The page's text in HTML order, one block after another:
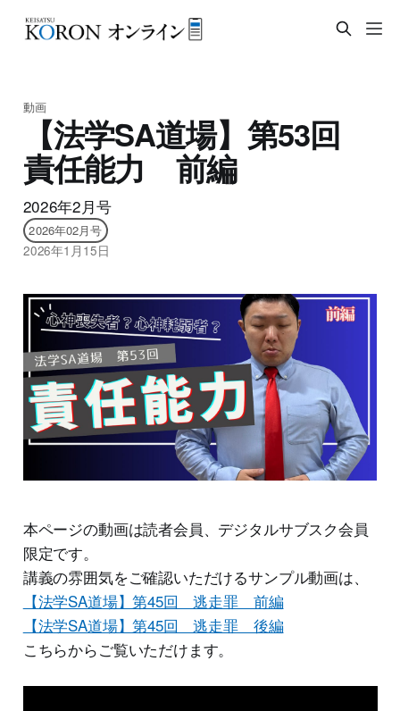
動画
【法学SA道場】第53回
責任能力 前編
2026年2月号
2026年02月号
2026年1月15日
本ページの動画は読者会員、デジタルサブスク会員
限定です。
講義の雰囲気をご確認いただけるサンプル動画は、
【法学SA道場】第45回 逃走罪 前編
【法学SA道場】第45回 逃走罪 後編
こちらからご覧いただけます。